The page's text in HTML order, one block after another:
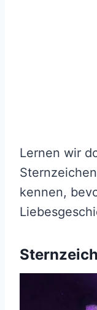
Lernen wir
kennen,